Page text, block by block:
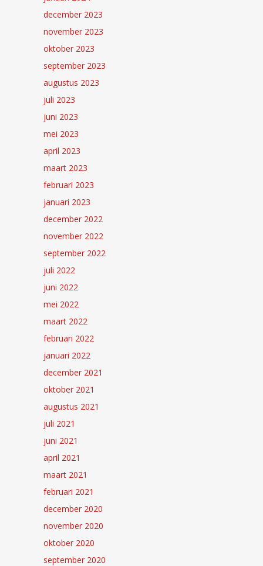
december 2023
november 2023
oktober 2023
september 2023
augustus 2023
juli 2023
juni 2023
mei 2023
april 2023
maart 2023
februari 2023
januari 2023
december 2022
november 2022
september 2022
juli 2022
juni 2022
mei 2022
maart 2022
februari 2022
januari 2022
december 2021
oktober 2021
augustus 2021
juli 2021
juni 2021
april 2021
maart 2021
februari 2021
december 2020
november 2020
oktober 2020
september 2020